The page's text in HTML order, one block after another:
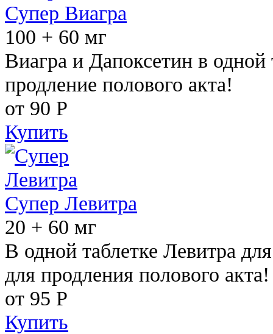
Супер Виагра
100 + 60 мг
Виагра и Дапоксетин в одной
продление полового акта!
от 90 Р
Купить
Супер Левитра
20 + 60 мг
В одной таблетке Левитра
для продления полового акта!
от 95 Р
Купить